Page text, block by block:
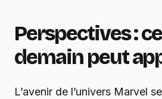
Perspectives :
demain peut
L’avenir de l’univers Marvel